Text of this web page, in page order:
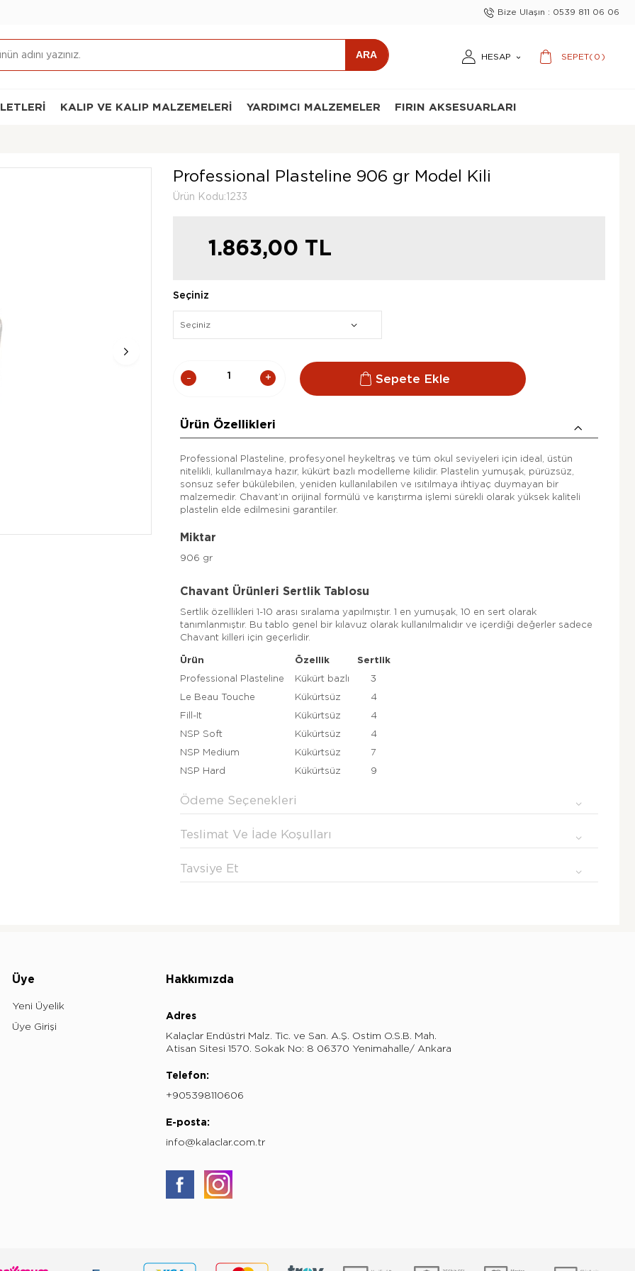
Bize Ulaşın : 0539 811 06 06
SEPET( 0 )
HESAP
KALIP VE KALIP MALZEMELERI YARDIMCI MALZEMELER FIRIN AKSESUARLARI
Professional Plasteline 906 gr Model Kili
Ürün Kodu:1233
1.863,00 TL
Seçiniz
Sepete Ekle
Ürün Özellikleri
Professional Plasteline, profesyonel heykeltraş ve tüm okul seviyeleri için ideal, üstün
nitelikli, kullanılmaya hazır, kükürt bazlı modelleme kilidir. Plastelin yumuşak, pürüzsüz,
sonsuz sefer bükülebilen, yeniden kullanılabilen ve ısıtılmaya ihtiyaç duymayan bir
malzemedir. Chavant’ın orijinal formülü ve karıştırma işlemi sürekli olarak yüksek kaliteli
plastelin elde edilmesini garantiler.
Miktar
906 gr
Chavant Ürünleri Sertlik Tablosu
Sertlik özellikleri 1-10 arası sıralama yapılmıştır. 1 en yumuşak, 10 en sert olarak
tanımlanmıştır. Bu tablo genel bir kılavuz olarak kullanılmalıdır ve içerdiği değerler sadece
Chavant killeri için geçerlidir.
Ürün
Özellik
Sertlik
Professional Plasteline
Kükürt bazlı
3
Le Beau Touche
Kükürtsüz
4
Fill-It
Kükürtsüz
4
NSP Soft
Kükürtsüz
4
NSP Medium
Kükürtsüz
7
NSP Hard
Kükürtsüz 9
Ödeme Seçenekleri
Teslimat Ve İade Koşulları
Tavsiye Et
Üye
Yeni Üyelik
Üye Girişi
Hakkımızda
Adres
Kalaçlar Endüstri Malz. Tic. ve San. A.Ş. Ostim O.S.B. Mah.
Atisan Sitesi 1570. Sokak No: 8 06370 Yenimahalle/ Ankara
Telefon:
+905398110606
E-posta:
info@kalaclar.com.tr